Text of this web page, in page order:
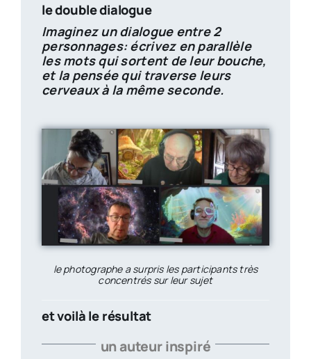
le double dialogue
Imaginez un dialogue entre 2
personnages: écrivez en parallèle
les mots qui sortent de leur bouche,
et la pensée qui traverse leurs
cerveaux à la même seconde.
le photographe a surpris les participants très
concentrés sur leur sujet
et voilà le résultat
un auteur inspiré